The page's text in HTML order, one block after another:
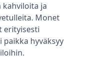
ja
Monet
erityisesti
hyväksyy